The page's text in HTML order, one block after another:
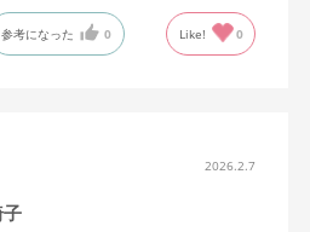
よく動きすぎるのが難点でしょう
参考になった 0 Like! 0
2026.2.7